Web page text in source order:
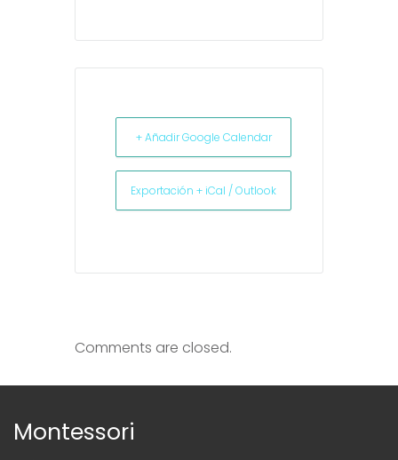
+ Añadir Google Calendar
Exportación + iCal / Outlook
Comments are closed.
Montessori